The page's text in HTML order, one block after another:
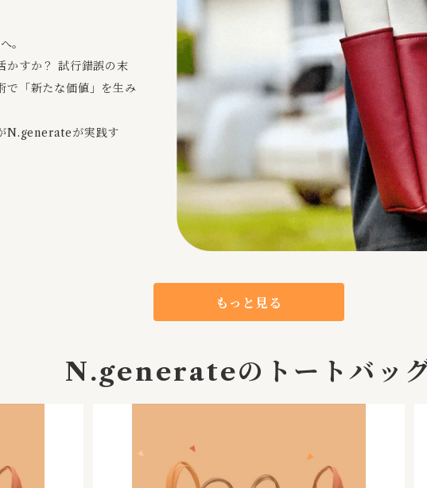
。
かすか？ 試行錯誤の末
で「新たな価値」を生み
N.generateが実践す
もっと見る
N.generateのトートバッ